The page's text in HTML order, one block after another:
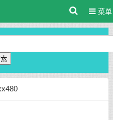
菜单